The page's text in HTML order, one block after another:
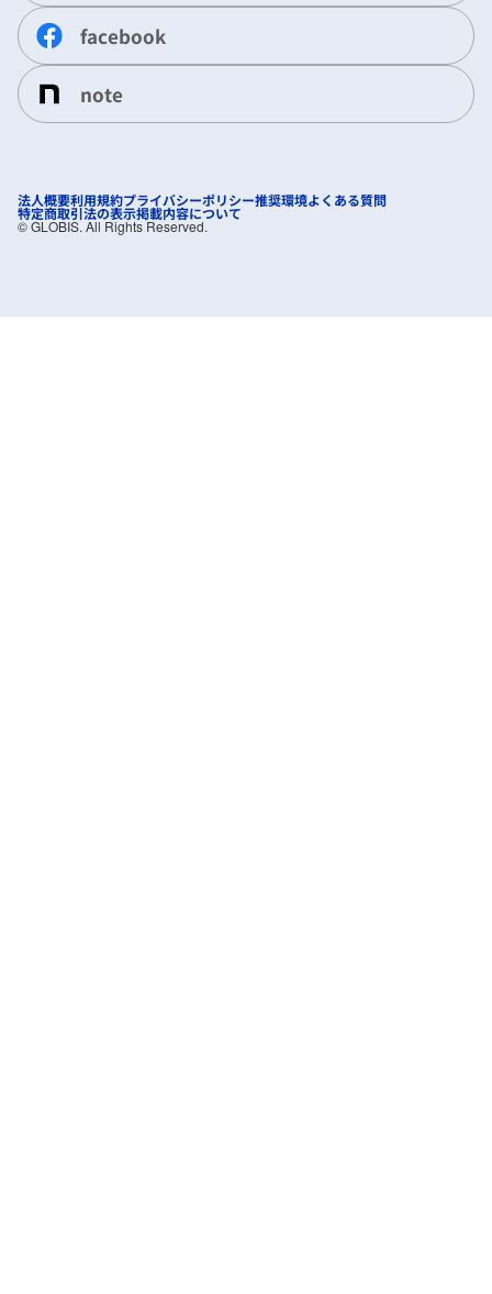
facebook
note
法人概要利用規約プライバシーポリシー推奨環境よくある質問
特定商取引法の表示掲載内容について
©︎ GLOBIS. All Rights Reserved.